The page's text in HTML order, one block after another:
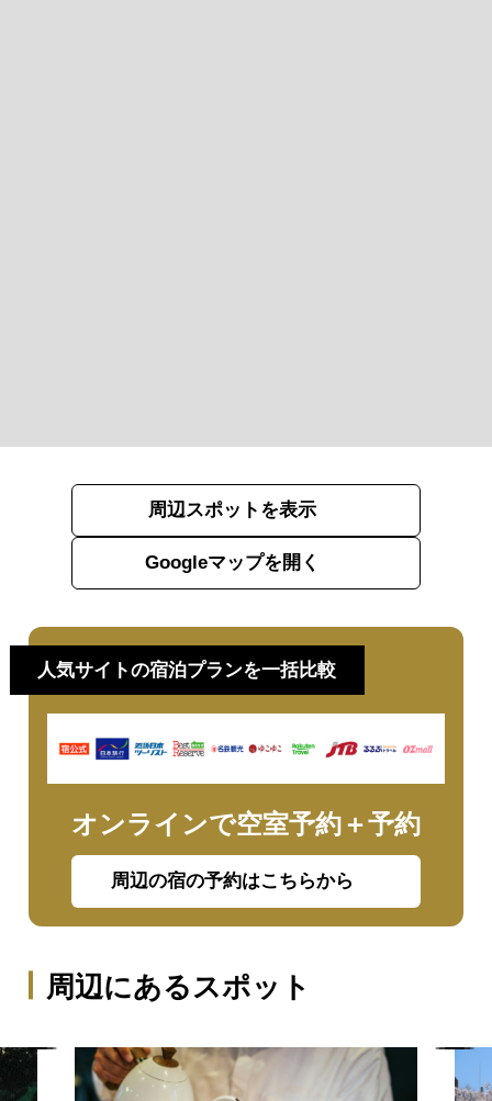
周辺スポットを表示
Googleマップを開く
人気サイトの宿泊プランを一括比較
オンラインで空室予約＋予約
周辺の宿の予約はこちらから
周辺にあるスポット